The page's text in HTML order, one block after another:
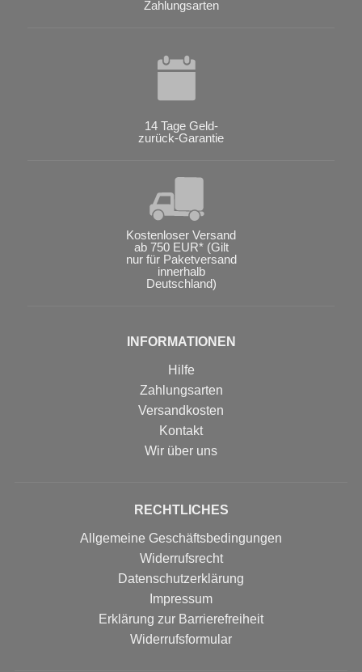
Zahlungsarten
14 Tage Geld-
zurück-Garantie
Kostenloser Versand
ab 750 EUR* (Gilt
nur für Paketversand
innerhalb
Deutschland)
INFORMATIONEN
Hilfe
Zahlungsarten
Versandkosten
Kontakt
Wir über uns
RECHTLICHES
Allgemeine Geschäftsbedingungen
Widerrufsrecht
Datenschutzerklärung
Impressum
Erklärung zur Barrierefreiheit
Widerrufs­formular